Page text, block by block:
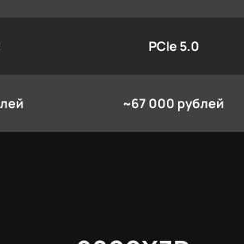
PCIe 5.0
~67 000 рублей